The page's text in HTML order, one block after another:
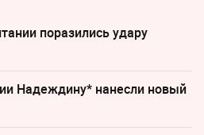
поразились удару
Надеждину* нанесли новый